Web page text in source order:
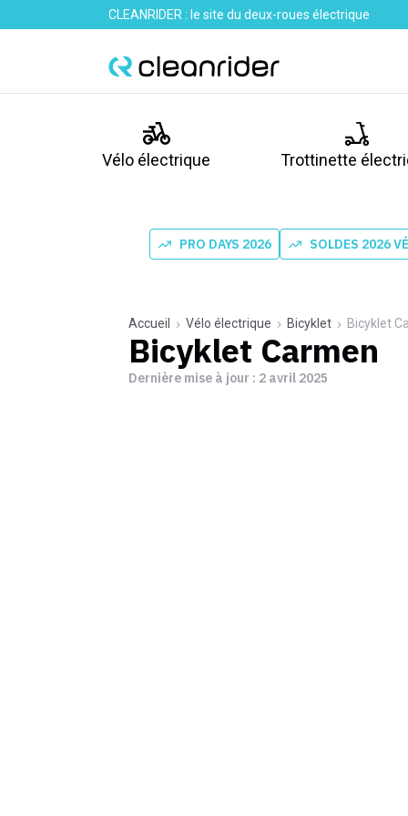
CLEANRIDER : le site du deux-roues électrique
Vélo électrique Trottinette
PRO DAYS 2026 SOLDES 2026
Accueil Vélo électrique Bicyklet Bicyklet
Bicyklet Carmen
Dernière mise à jour : 2 avril 2025